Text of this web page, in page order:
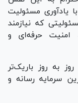
یادآوری مسئولیت
که نیازمند
امنیت حرفه‌ای و
به روز باریک‌تر
سرمایه رسانه و